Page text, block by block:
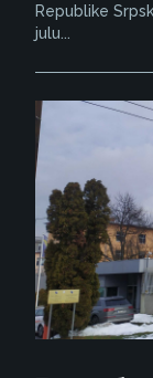
Republike
julu...